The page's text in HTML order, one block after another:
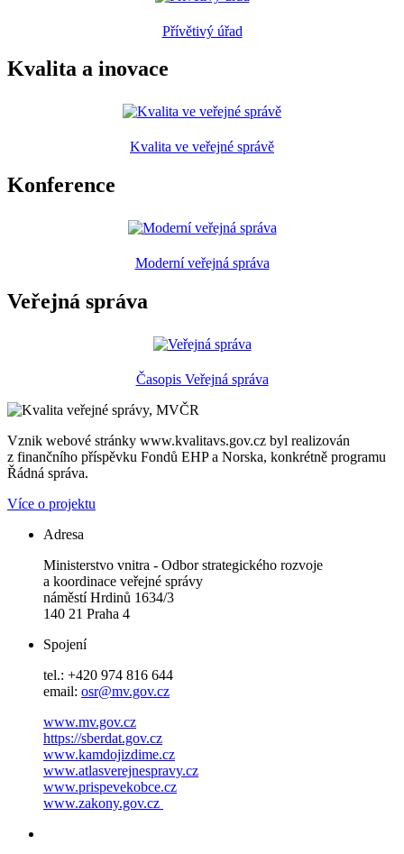
Přívětivý úřad
Kvalita a inovace
Kvalita ve veřejné správě
Konference
Moderní veřejná správa
Veřejná správa
Časopis Veřejná správa
Vznik webové stránky www.kvalitavs.gov.cz byl realizován
z finančního příspěvku Fondů EHP a Norska, konkrétně programu
Řádná správa.
Více o projektu
Adresa
Ministerstvo vnitra - Odbor strategického rozvoje
a koordinace veřejné správy
náměstí Hrdinů 1634/3
140 21 Praha 4
Spojení
tel.: +420 974 816 644
email: osr@mv.gov.cz
www.mv.gov.cz
https://sberdat.gov.cz
www.kamdojizdime.cz
www.atlasverejnespravy.cz
www.prispevekobce.cz
www.zakony.gov.cz